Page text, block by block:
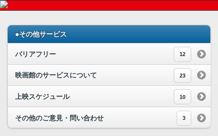
●その他サービス
バリアフリー 12
映画館のサービスについて 23
上映スケジュール 10
その他のご意見・問い合わせ 3